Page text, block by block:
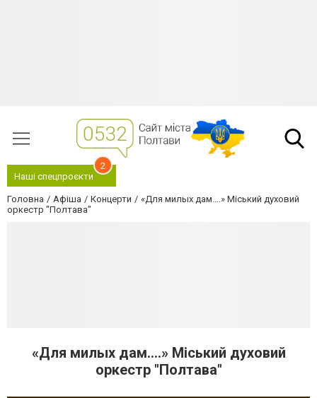
Наші спецпроєкти
2
Головна Афіша Концерти
«Для милых дам….» Міський духовий
оркестр "Полтава"
«Для милых дам….» Міський духовий
оркестр "Полтава"